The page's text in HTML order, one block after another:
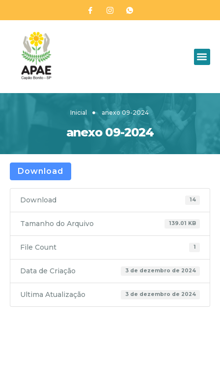
Inicial anexo 09-2024
anexo 09-2024
Download
Download 14
Tamanho do Arquivo 139.01 KB
File Count 1
Data de Criação 3 de dezembro de 2024
Ultima Atualização 3 de dezembro de 2024